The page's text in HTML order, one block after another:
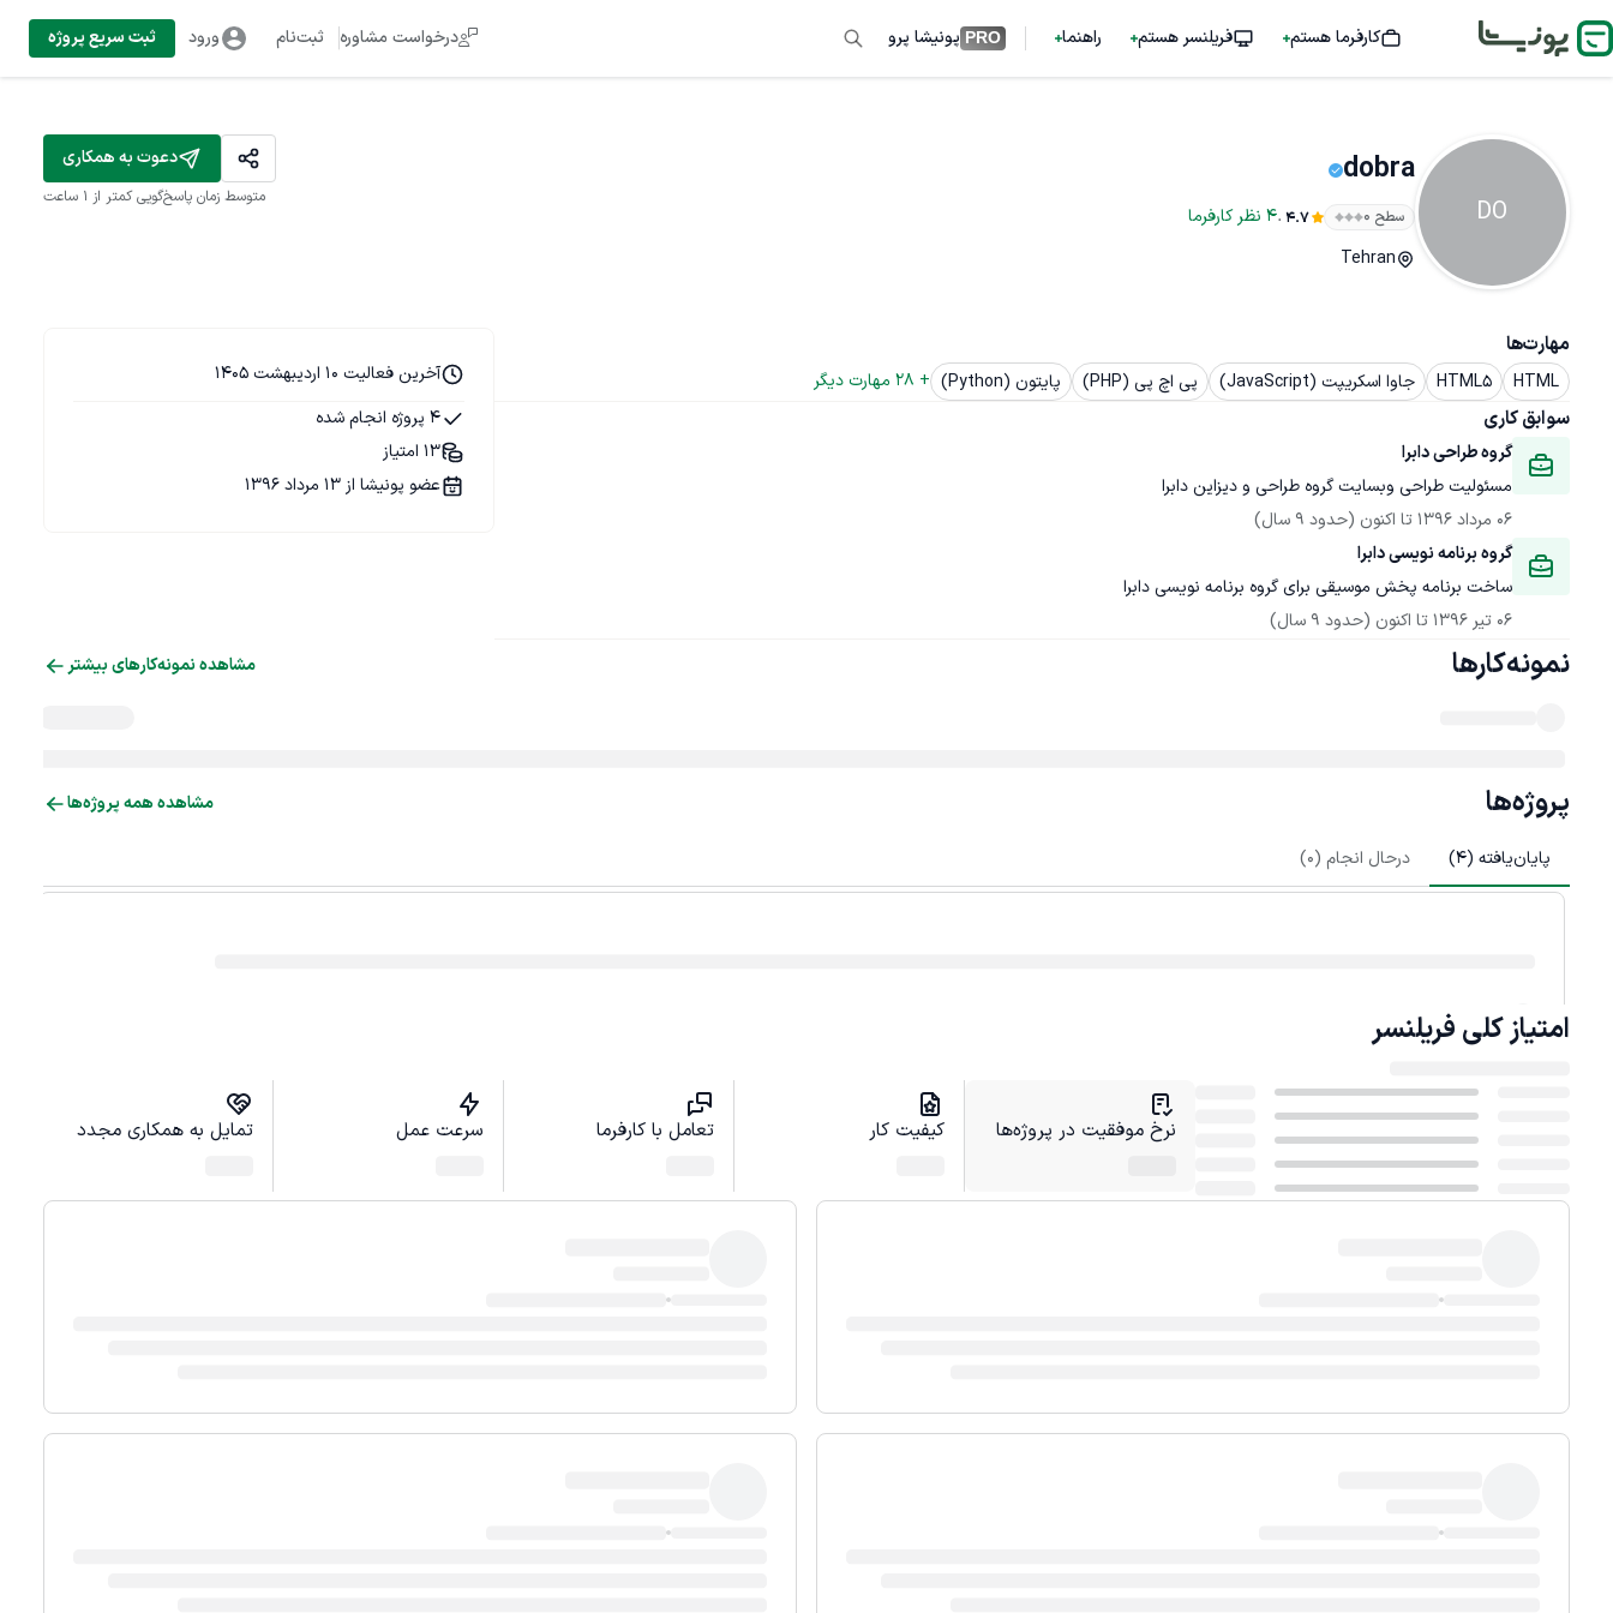
کارفرما هستم فریلنسر هستم راهنما PRO پونیشا پرو درخواست مشاوره ثبت‌نام ورود ثبت سریع پروژه
DO
dobra
سطح ۰ 4.7
.
4 نظر کارفرما
Tehran
دعوت به همکاری
متوسط زمان پاسخ‌گویی کمتر از 1 ساعت
مهارت‌ها
HTML
HTML5 جاوا اسکریپت (JavaScript) پی اچ پی (PHP) پایتون (Python) +
28 مهارت دیگر
سوابق کاری
گروه طراحی دابرا
مسئولیت طراحی وبسایت گروه طراحی و دیزاین دابرا
06 مرداد 1396
تا اکنون (حدود 9 سال)
گروه برنامه نویسی دابرا
ساخت برنامه پخش موسیقی برای گروه برنامه نویسی دابرا
06 تیر 1396
تا اکنون (حدود 9 سال)
آخرین فعالیت 10 اردیبهشت 1405
4 پروژه انجام شده
13 امتیاز
عضو پونیشا از 13 مرداد 1396
نمونه‌کارها مشاهده نمونه‌کارهای بیشتر
پروژه‌ها مشاهده همه پروژه‌ها
پایان‌یافته (4
) درحال انجام (0
)
امتیاز کلی فریلنسر
نرخ موفقیت در پروژه‌ها کیفیت کار تعامل با کارفرما سرعت عمل تمایل به همکاری مجدد